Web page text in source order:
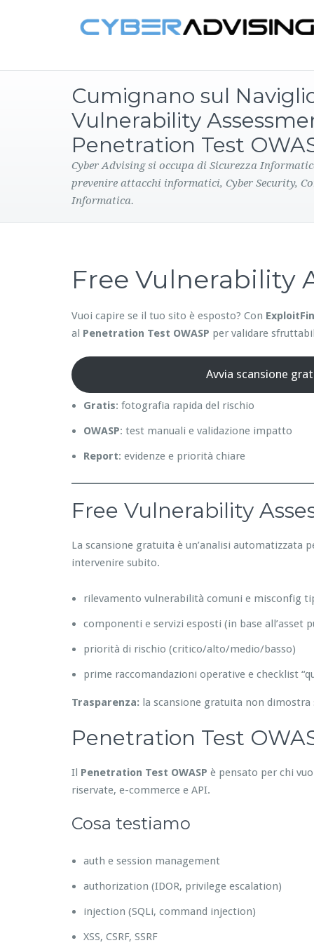
Cumignano sul
Vulnerability
Penetration Test
Cyber Advising si occupa di Sicurezza
prevenire attacchi informatici, Cyber Security,
Informatica.
Free Vulnerability
Vuoi capire se il tuo sito è esposto? Con
al Penetration Test OWASP per validare
Avvia scansione
Gratis: fotografia rapida del rischio
OWASP: test manuali e validazione impatto
Report: evidenze e priorità chiare
Free Vulnerability
La scansione gratuita è un’analisi automatizzata
intervenire subito.
rilevamento vulnerabilità comuni e misconfig
componenti e servizi esposti (in base all’asset
priorità di rischio (critico/alto/medio/basso)
prime raccomandazioni operative e checklist
Trasparenza: la scansione gratuita non dimostra
Penetration Test
Il Penetration Test OWASP è pensato per chi
riservate, e-commerce e API.
Cosa testiamo
auth e session management
authorization (IDOR, privilege escalation)
injection (SQLi, command injection)
XSS, CSRF, SSRF